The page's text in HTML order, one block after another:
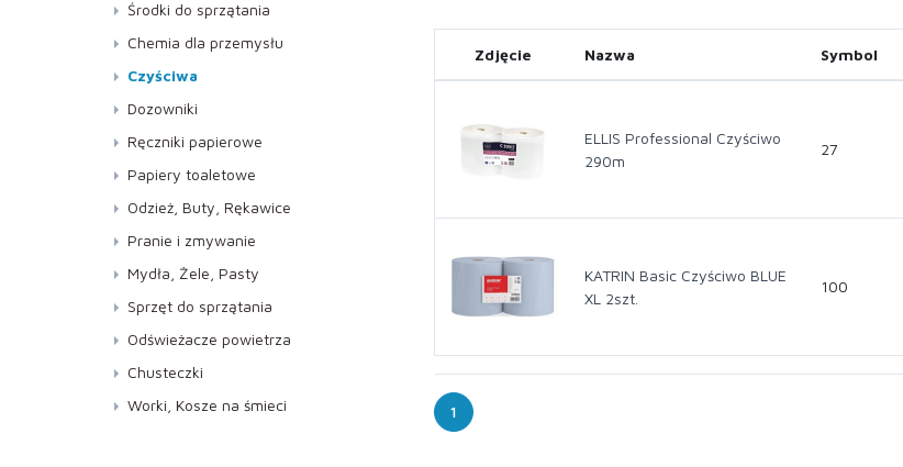
Zdjęcie Nazwa Symbol
ELLIS Professional Czyściwo
290m
27
KATRIN Basic Czyściwo BLUE
XL 2szt.
100
1
Środki do sprzątania
Dezynfekcja
Kostka brukowa, Elewacja
Kuchnia
Lustra, Szyby
Meble
Podłogi
Specjalistyczne
WC i Sanitariaty
Chemia dla przemysłu
Czyściwa
Dozowniki
Ręczniki papierowe
Do dozowników AUTOCUT
Kuchenne
Składane ZZ
Papiery toaletowe
Jumbo
Standard
Odzież, Buty, Rękawice
Buty
Rękawice
Pranie i zmywanie
Pranie
Zmywanie
Mydła, Żele, Pasty
Mydła
Pasty
Żele
Sprzęt do sprzątania
Kije, Stelaże, Mopy
Miotełki do kurzu
Miotły,Ściągaczki do podłóg
Odświeżacze powietrza
Neutralizatory
Pod ciśnieniem
Chusteczki
Worki, Kosze na śmieci